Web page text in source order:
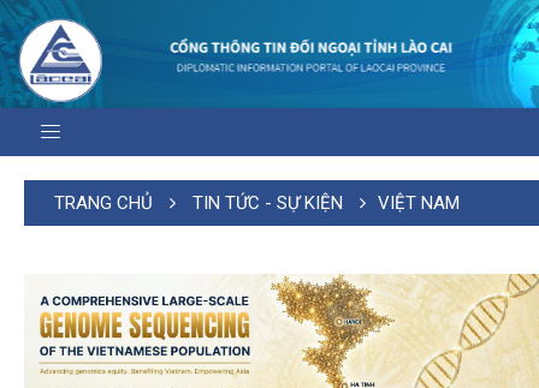
TRANG CHỦ TIN TỨC - SỰ KIỆN VIỆT NAM